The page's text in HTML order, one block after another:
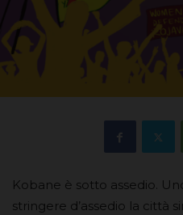
Kobane è sotto assedio.
stringere d’assedio la città